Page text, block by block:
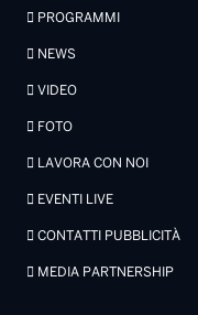
PROGRAMMI
NEWS
VIDEO
FOTO
LAVORA CON NOI
EVENTI LIVE
CONTATTI PUBBLICITÀ
MEDIA PARTNERSHIP